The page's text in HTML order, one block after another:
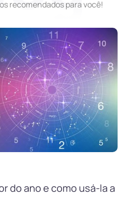
recomendados para você!
do ano e como usá-la a